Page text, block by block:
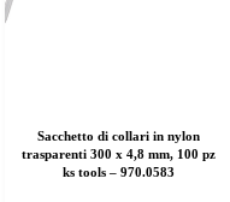
Sacchetto di collari in nylon
trasparenti 300 x 4,8 mm, 100 pz
ks tools – 970.0583